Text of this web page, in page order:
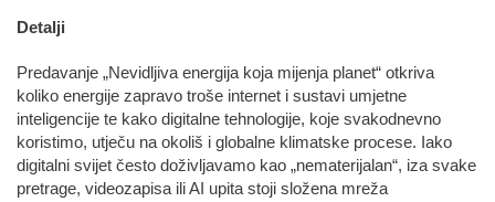
Detalji
Predavanje „Nevidljiva energija koja mijenja planet“ otkriva
koliko energije zapravo troše internet i sustavi umjetne
inteligencije te kako digitalne tehnologije, koje svakodnevno
koristimo, utječu na okoliš i globalne klimatske procese. Iako
digitalni svijet često doživljavamo kao „nematerijalan“, iza svake
pretrage, videozapisa ili AI upita stoji složena mreža